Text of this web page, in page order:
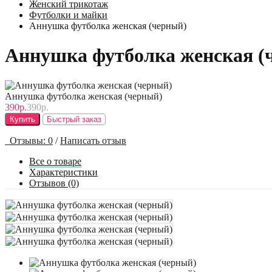
Женский трикотаж
Футболки и майки
Аннушка футболка женская (черный)
Аннушка футболка женская
Аннушка футболка женская (черный)
390р.390р.
Купить Быстрый заказ
Отзывы: 0 / Написать отзыв
Все о товаре
Характеристики
Отзывов (0)